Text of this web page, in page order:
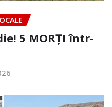
5 MORȚI într-